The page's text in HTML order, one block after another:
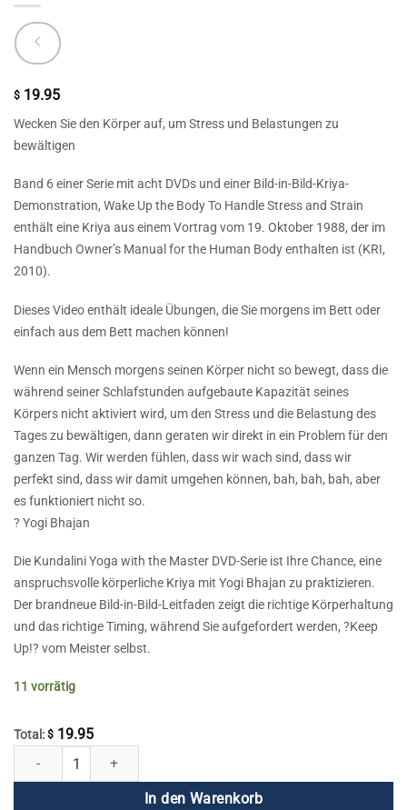
$ 19.95
Wecken Sie den Körper auf, um Stress und Belastungen zu
bewältigen
Band 6 einer Serie mit acht DVDs und einer Bild-in-Bild-Kriya-
Demonstration, Wake Up the Body To Handle Stress and Strain
enthält eine Kriya aus einem Vortrag vom 19. Oktober 1988, der im
Handbuch Owner’s Manual for the Human Body enthalten ist (KRI,
2010).
Dieses Video enthält ideale Übungen, die Sie morgens im Bett oder
einfach aus dem Bett machen können!
Wenn ein Mensch morgens seinen Körper nicht so bewegt, dass die
während seiner Schlafstunden aufgebaute Kapazität seines
Körpers nicht aktiviert wird, um den Stress und die Belastung des
Tages zu bewältigen, dann geraten wir direkt in ein Problem für den
ganzen Tag. Wir werden fühlen, dass wir wach sind, dass wir
perfekt sind, dass wir damit umgehen können, bah, bah, bah, aber
es funktioniert nicht so.
? Yogi Bhajan
Die Kundalini Yoga with the Master DVD-Serie ist Ihre Chance, eine
anspruchsvolle körperliche Kriya mit Yogi Bhajan zu praktizieren.
Der brandneue Bild-in-Bild-Leitfaden zeigt die richtige Körperhaltung
und das richtige Timing, während Sie aufgefordert werden, ?Keep
Up!? vom Meister selbst.
11 vorrätig
Total: $ 19.95
Kundalini Yoga mit dem Meister – Wecke den Körper auf, um mit
In den Warenkorb